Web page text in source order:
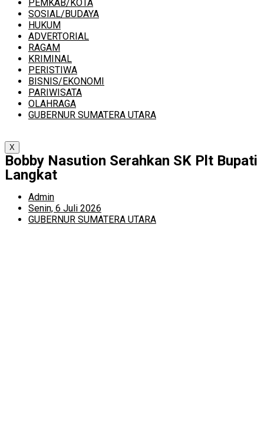
PEMKAB/KOTA
SOSIAL/BUDAYA
HUKUM
ADVERTORIAL
RAGAM
KRIMINAL
PERISTIWA
BISNIS/EKONOMI
PARIWISATA
OLAHRAGA
GUBERNUR SUMATERA UTARA
X
Bobby Nasution Serahkan SK Plt Bupati
Langkat
Admin
Senin, 6 Juli 2026
GUBERNUR SUMATERA UTARA